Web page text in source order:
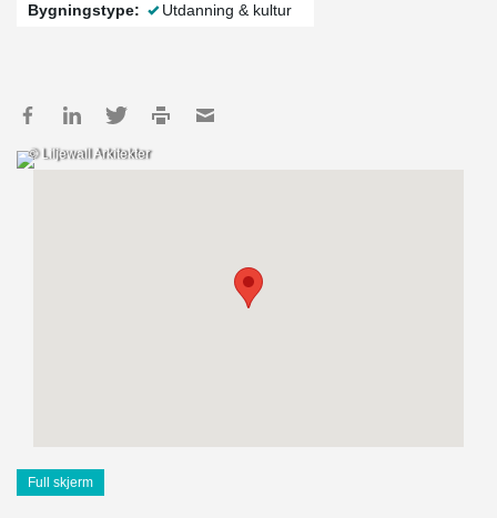
Bygningstype: Utdanning & kultur
© Liljewall Arkitekter
Full skjerm